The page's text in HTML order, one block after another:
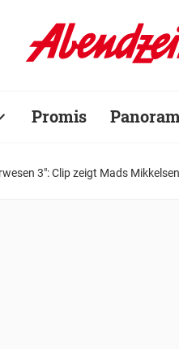
Promis
3": Clip zeigt Mads